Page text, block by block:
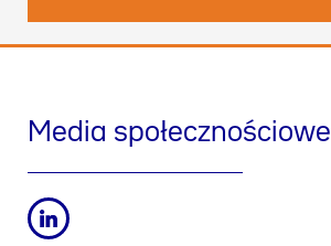
Media społecznościowe